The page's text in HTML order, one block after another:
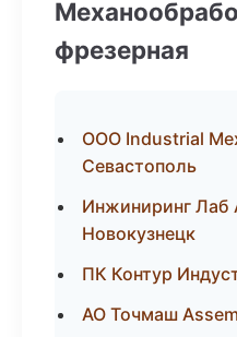
фрезерная
ООО Industrial
Севастополь
Инжиниринг Лаб
Новокузнецк
ПК Контур
АО Точмаш